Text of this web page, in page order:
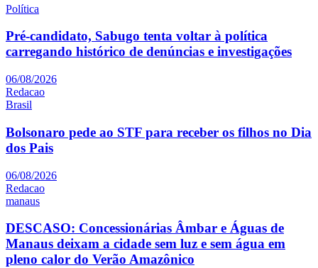
Política
Pré-candidato, Sabugo tenta voltar à política
carregando histórico de denúncias e investigações
06/08/2026
Redacao
Brasil
Bolsonaro pede ao STF para receber os filhos no Dia
dos Pais
06/08/2026
Redacao
manaus
DESCASO: Concessionárias Âmbar e Águas de
Manaus deixam a cidade sem luz e sem água em
pleno calor do Verão Amazônico